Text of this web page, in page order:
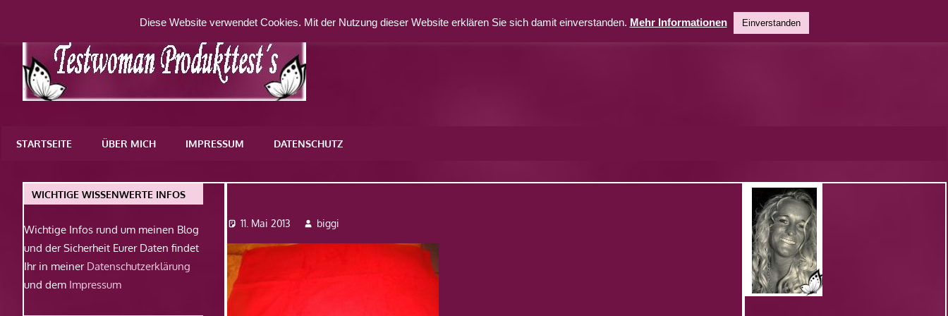
springen
WordPress-
STARTSEITE ÜBER MICH IMPRESSUM DATENSCHUTZ
11. Mai 2013 biggi
WICHTIGE WISSENWERTE INFOS
Wichtige Infos rund um meinen Blog
und der Sicherheit Eurer Daten findet
Ihr in meiner Datenschutzerklärung
und dem Impressum
Diese Website verwendet Cookies. Mit der Nutzung dieser Website erklären Sie sich damit einverstanden. Mehr Informationen Einverstanden